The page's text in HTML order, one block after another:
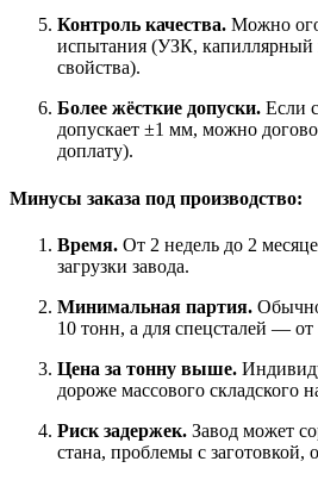
Контроль качества. Можно
испытания (УЗК, капиллярный
свойства).
Более жёсткие допуски. Если
допускает ±1 мм, можно
доплату).
Минусы заказа под производство:
Время. От 2 недель до 2
загрузки завода.
Минимальная партия.
10 тонн, а для спецсталей —
Цена за тонну выше.
дороже массового складского
Риск задержек. Завод может
стана, проблемы с заготовкой,